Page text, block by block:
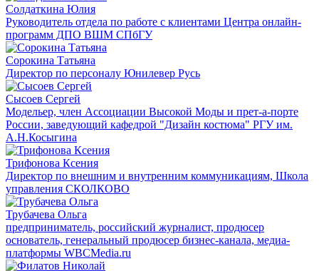
Солдаткина Юлия
Руководитель отдела по работе с клиентами Центра онлайн-
программ ДПО ВШМ СПбГУ
Сорокина Татьяна
Директор по персоналу Юнилевер Русь
Сысоев Сергей
Модельер, член Ассоциации Высокой Моды и прет-а-порте
России, заведующий кафедрой "Дизайн костюма" РГУ им.
А.Н.Косыгина
Трифонова Ксения
Директор по внешним и внутренним коммуникациям, Школа
управления СКОЛКОВО
Трубачева Ольга
предприниматель, российский журналист, продюсер
основатель, генеральный продюсер бизнес-канала, медиа-
платформы WBCMedia.ru